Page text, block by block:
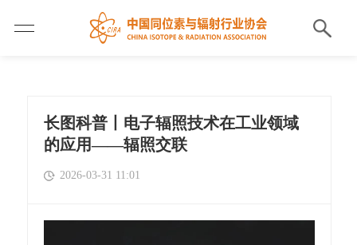
长图科普丨电子辐照技术在工业领域
的应用——辐照交联
2026-03-31 11:01